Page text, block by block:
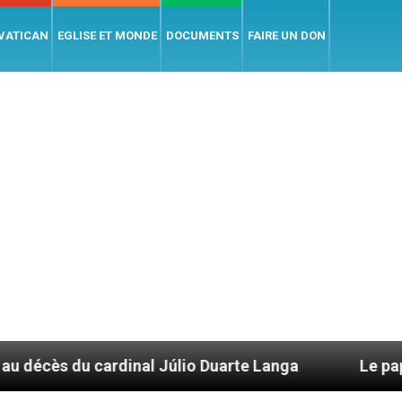
EGLISE ET MONDE DOCUMENTS FAIRE UN DON
Júlio Duarte Langa Le pape Léon XIV